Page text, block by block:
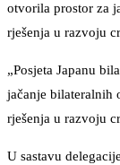
otvorila prostor za
rješenja u razvoju
„Posjeta Japanu
jačanje bilateralnih
rješenja u razvoju
U sastavu